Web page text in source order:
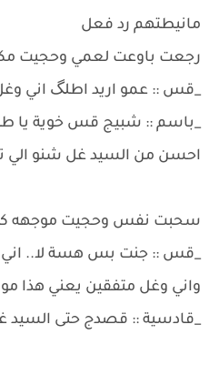
مانيطتهم رد فعل
رجعت باوعت لعمي وحجيت
_قس :: عمو اريد اطلگ اني
_باسم :: شبيج قس خوية يا
احسن من السيد غل شنو الي
سحبت نفس وحجيت موجهه
_قس :: جنت بس هسة لا..
واني وغل متفقين يعني هذا
_قادسية :: قصدج حتى السيد